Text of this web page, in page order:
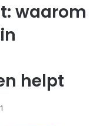
waarom
helpt